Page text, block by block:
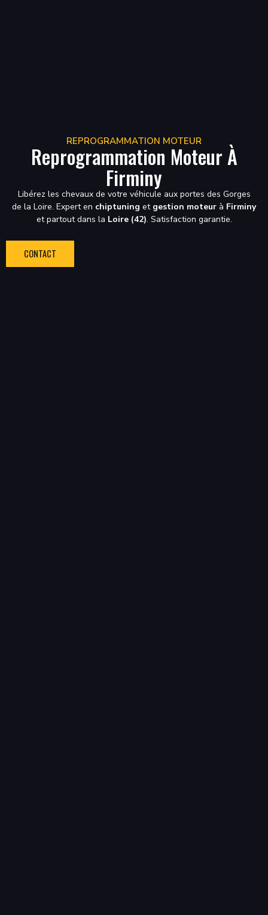
REPROGRAMMATION MOTEUR
Reprogrammation Moteur À
Firminy
Libérez les chevaux de votre véhicule aux portes des Gorges
de la Loire. Expert en chiptuning et gestion moteur à Firminy
et partout dans la Loire (42). Satisfaction garantie.
CONTACT